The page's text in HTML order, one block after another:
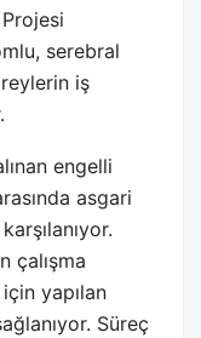
serebral
iş
engelli
asgari
çalışma
yapılan
Süreç